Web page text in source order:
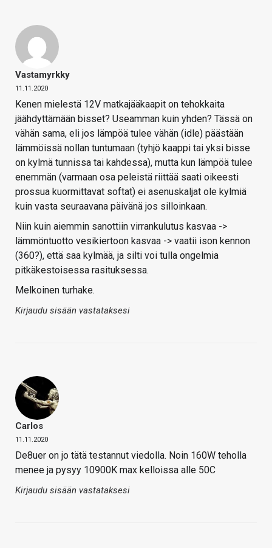
Vastamyrkky
11.11.2020
Kenen mielestä 12V matkajääkaapit on tehokkaita
jäähdyttämään bisset? Useamman kuin yhden? Tässä on
vähän sama, eli jos lämpöä tulee vähän (idle) päästään
lämmöissä nollan tuntumaan (tyhjö kaappi tai yksi bisse
on kylmä tunnissa tai kahdessa), mutta kun lämpöä tulee
enemmän (varmaan osa peleistä riittää saati oikeesti
prossua kuormittavat softat) ei asenuskaljat ole kylmiä
kuin vasta seuraavana päivänä jos silloinkaan.
Niin kuin aiemmin sanottiin virrankulutus kasvaa ->
lämmöntuotto vesikiertoon kasvaa -> vaatii ison kennon
(360?), että saa kylmää, ja silti voi tulla ongelmia
pitkäkestoisessa rasituksessa.
Melkoinen turhake.
Kirjaudu sisään vastataksesi
Carlos
11.11.2020
De8uer on jo tätä testannut viedolla. Noin 160W teholla
menee ja pysyy 10900K max kelloissa alle 50C
Kirjaudu sisään vastataksesi